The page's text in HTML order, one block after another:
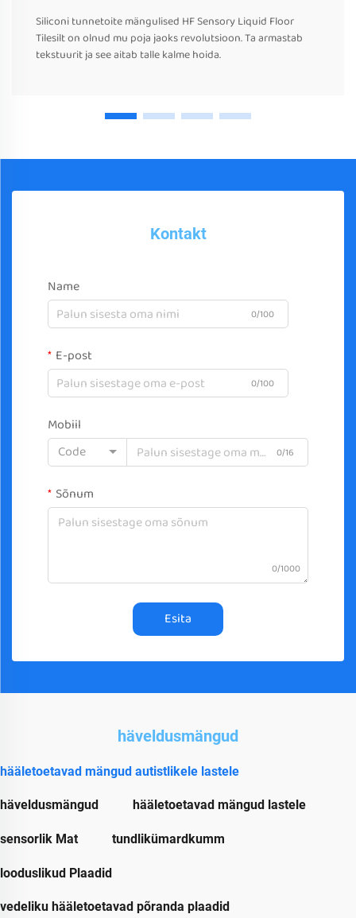
Siliconi tunnetoite mängulised HF Sensory Liquid Floor
Tilesilt on olnud mu poja jaoks revolutsioon. Ta armastab
tekstuurit ja see aitab talle kalme hoida.
Kontakt
Name
0/100
E-post
0/100
Mobiil
Code
0/16
Sõnum
0/1000
Esita
häveldusmängud
hääletoetavad mängud autistlikele lastele
häveldusmängud hääletoetavad mängud lastele
sensorlik Mat tundlikümardkumm
looduslikud Plaadid
vedeliku hääletoetavad põranda plaadid